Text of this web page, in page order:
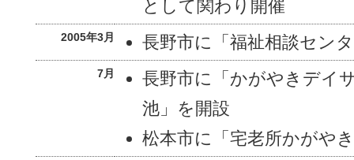
として関わり開催
2005年3月 長野市に「福祉相談セン
7月
長野市に「かがやきデイ
池」を開設
松本市に「宅老所かがや